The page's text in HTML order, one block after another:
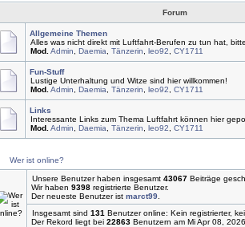
Forum
Allgemeine Themen
Alles was nicht direkt mit Luftfahrt-Berufen zu tun hat,
Mod. Admin Daemia Tänzerin leo92 CY1711
Fun-Stuff
Lustige Unterhaltung und Witze sind hier willkommen!
Mod. Admin Daemia Tänzerin leo92 CY1711
Links
Interessante Links zum Thema Luftfahrt können hier
Mod. Admin Daemia Tänzerin leo92 CY1711
Wer ist online?
Unsere Benutzer haben insgesamt 43067 Beiträge
Wir haben 9398 registrierte Benutzer.
Der neueste Benutzer ist marct99
Insgesamt sind 131 Benutzer online: Kein registrierter,
Der Rekord liegt bei 22863 Benutzern am Mi Apr 08,